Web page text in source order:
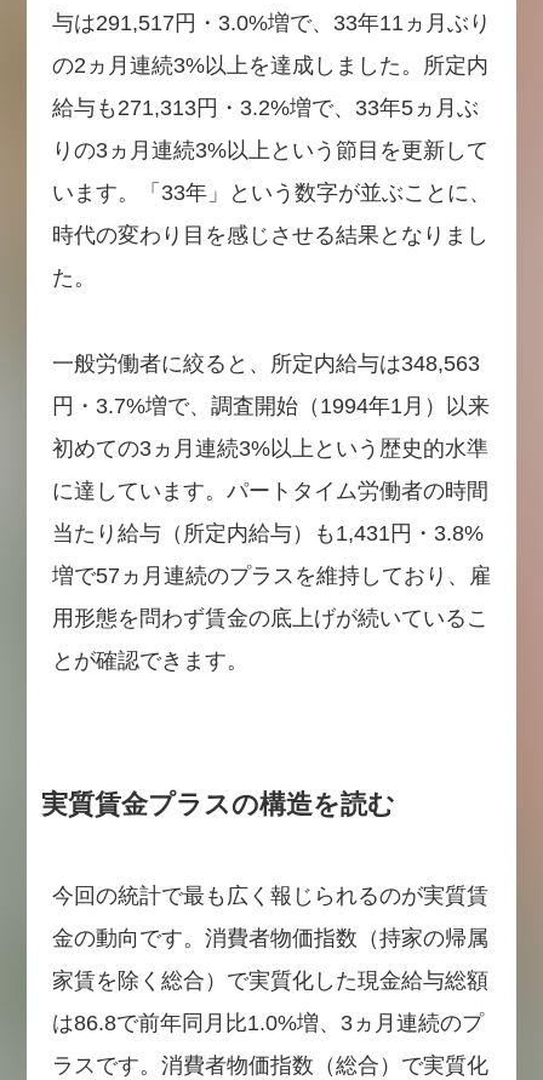
与は291,517円・3.0%増で、33年11ヵ月ぶり
の2ヵ月連続3%以上を達成しました。所定内
給与も271,313円・3.2%増で、33年5ヵ月ぶ
りの3ヵ月連続3%以上という節目を更新して
います。「33年」という数字が並ぶことに、
時代の変わり目を感じさせる結果となりまし
た。
一般労働者に絞ると、所定内給与は348,563
円・3.7%増で、調査開始（1994年1月）以来
初めての3ヵ月連続3%以上という歴史的水準
に達しています。パートタイム労働者の時間
当たり給与（所定内給与）も1,431円・3.8%
増で57ヵ月連続のプラスを維持しており、雇
用形態を問わず賃金の底上げが続いているこ
とが確認できます。
実質賃金プラスの構造を読む
今回の統計で最も広く報じられるのが実質賃
金の動向です。消費者物価指数（持家の帰属
家賃を除く総合）で実質化した現金給与総額
は86.8で前年同月比1.0%増、3ヵ月連続のプ
ラスです。消費者物価指数（総合）で実質化